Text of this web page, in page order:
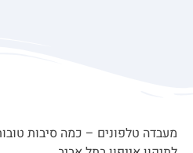
מעבדה טלפונים – כמה סיבות